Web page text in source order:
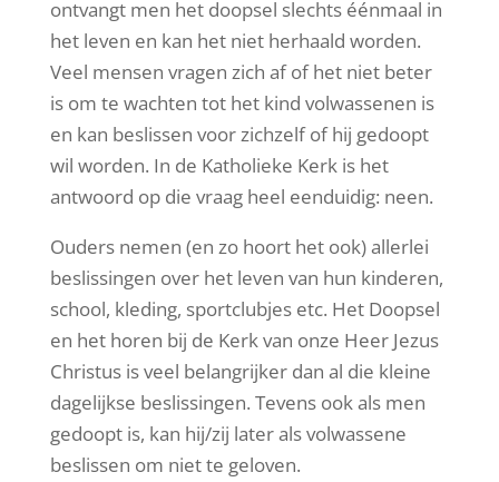
ontvangt men het doopsel slechts éénmaal in
het leven en kan het niet herhaald worden.
Veel mensen vragen zich af of het niet beter
is om te wachten tot het kind volwassenen is
en kan beslissen voor zichzelf of hij gedoopt
wil worden. In de Katholieke Kerk is het
antwoord op die vraag heel eenduidig: neen.
Ouders nemen (en zo hoort het ook) allerlei
beslissingen over het leven van hun kinderen,
school, kleding, sportclubjes etc. Het Doopsel
en het horen bij de Kerk van onze Heer Jezus
Christus is veel belangrijker dan al die kleine
dagelijkse beslissingen. Tevens ook als men
gedoopt is, kan hij/zij later als volwassene
beslissen om niet te geloven.